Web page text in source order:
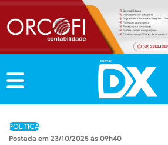
POLÍTICA
23/10/2025 às 09h40